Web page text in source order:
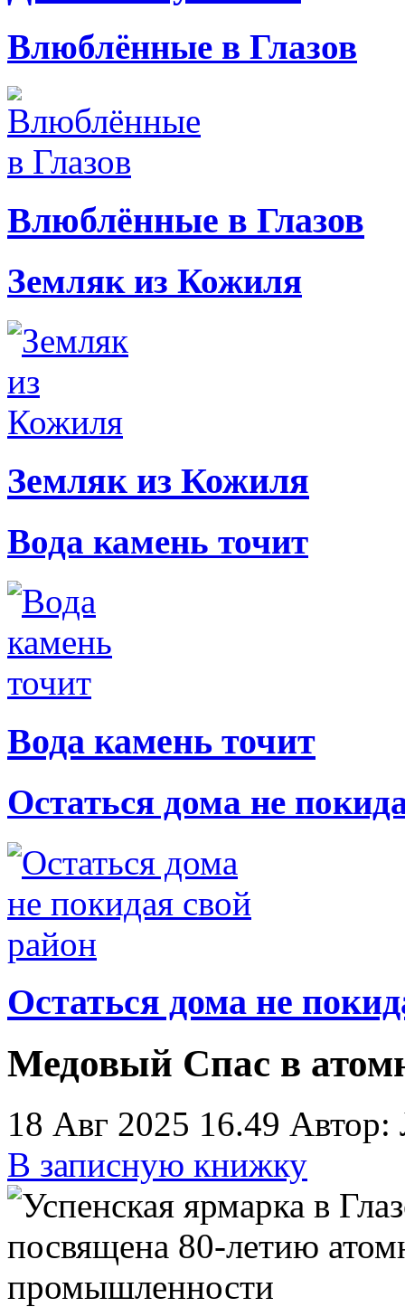
Влюблённые в Глазов
Влюблённые в Глазов
Земляк из Кожиля
Земляк из Кожиля
Вода камень точит
Вода камень точит
Остаться дома не
Остаться дома не
Медовый Спас в
18 Авг 2025 16.49 Автор:
В записную книжку